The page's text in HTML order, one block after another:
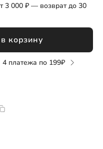
3 000 ₽ — возврат до 30
корзину
4 платежа по 199